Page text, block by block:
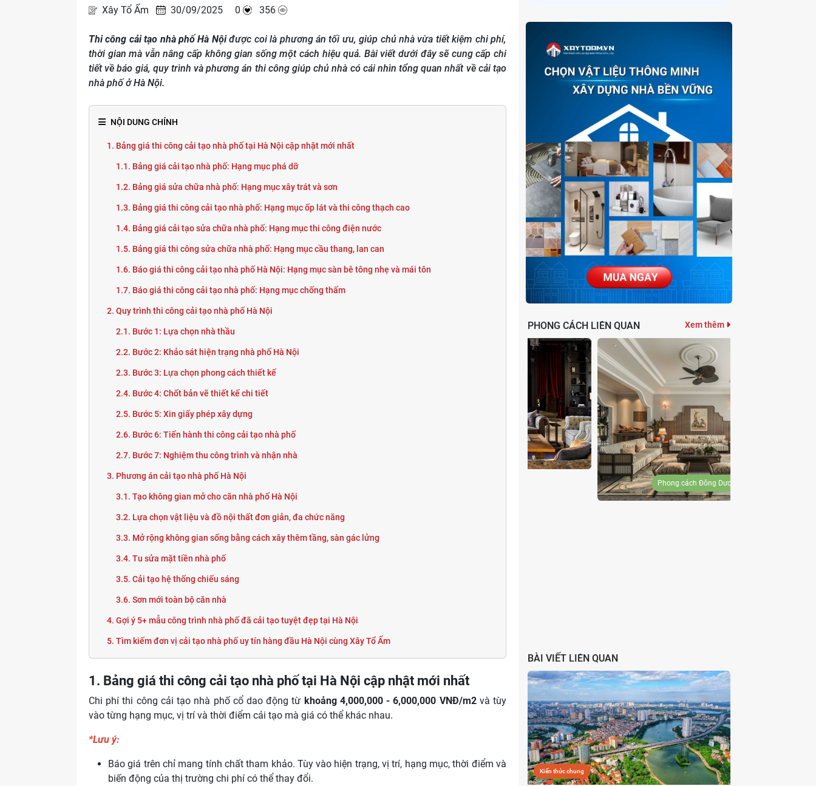
Xây Tổ Ấm 30/09/2025 0 356
Thi công cải tạo nhà phố Hà Nộiđược coi là phương án tối ưu, giúp chủ nhà vừa tiết kiệm chi phí,
thời gian mà vẫn nâng cấp không gian sống một cách hiệu quả. Bài viết dưới đây sẽ cung cấp chi
tiết về báo giá, quy trình và phương án thi công giúp chủ nhà có cái nhìn tổng quan nhất về cải tạo
nhà phố ở Hà Nội.
NỘI DUNG CHÍNH
1. Bảng giá thi công cải tạo nhà phố tại Hà Nội cập nhật mới nhất
1.1. Bảng giá cải tạo nhà phố: Hạng mục phá dỡ
1.2. Bảng giá sửa chữa nhà phố: Hạng mục xây trát và sơn
1.3. Bảng giá thi công cải tạo nhà phố: Hạng mục ốp lát và thi công thạch cao
1.4. Bảng giá cải tạo sửa chữa nhà phố: Hạng mục thi công điện nước
1.5. Bảng giá thi công sửa chữa nhà phố: Hạng mục cầu thang, lan can
1.6. Báo giá thi công cải tạo nhà phố Hà Nội: Hạng mục sàn bê tông nhẹ và mái tôn
1.7. Báo giá thi công cải tạo nhà phố: Hạng mục chống thấm
2. Quy trình thi công cải tạo nhà phố Hà Nội
2.1. Bước 1: Lựa chọn nhà thầu
2.2. Bước 2: Khảo sát hiện trạng nhà phố Hà Nội
2.3. Bước 3: Lựa chọn phong cách thiết kế
2.4. Bước 4: Chốt bản vẽ thiết kế chi tiết
2.5. Bước 5: Xin giấy phép xây dựng
2.6. Bước 6: Tiến hành thi công cải tạo nhà phố
2.7. Bước 7: Nghiệm thu công trình và nhận nhà
3. Phương án cải tạo nhà phố Hà Nội
3.1. Tạo không gian mở cho căn nhà phố Hà Nội
3.2. Lựa chọn vật liệu và đồ nội thất đơn giản, đa chức năng
3.3. Mở rộng không gian sống bằng cách xây thêm tầng, sàn gác lửng
3.4. Tu sửa mặt tiền nhà phố
3.5. Cải tạo hệ thống chiếu sáng
3.6. Sơn mới toàn bộ căn nhà
4. Gợi ý 5+ mẫu công trình nhà phố đã cải tạo tuyệt đẹp tại Hà Nội
5. Tìm kiếm đơn vị cải tạo nhà phố uy tín hàng đầu Hà Nội cùng Xây Tổ Ấm
1. Bảng giá thi công cải tạo nhà phố tại Hà Nội cập nhật mới nhất
Chi phí thi công cải tạo nhà phố cổ dao động từ khoảng 4,000,000 - 6,000,000 VNĐ/m2và tùy
vào từng hạng mục, vị trí và thời điểm cải tạo mà giá có thể khác nhau.
*Lưu ý:
Báo giá trên chỉ mang tính chất tham khảo. Tùy vào hiện trạng, vị trí, hạng mục, thời điểm và
biến động của thị trường chi phí có thể thay đổi.
PHONG CÁCH LIÊN QUAN Xem thêm
Phong cách Bắc Âu Phong cách Đông Dương
BÀI VIẾT LIÊN QUAN
Kiến thức chung